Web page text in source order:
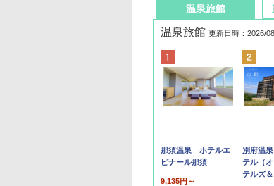
温泉旅館
温泉旅館 更新日時：2026/
那須温泉 ホテルエ
ピナール那須
9,135円～
別府温
テル（
テルズ＆